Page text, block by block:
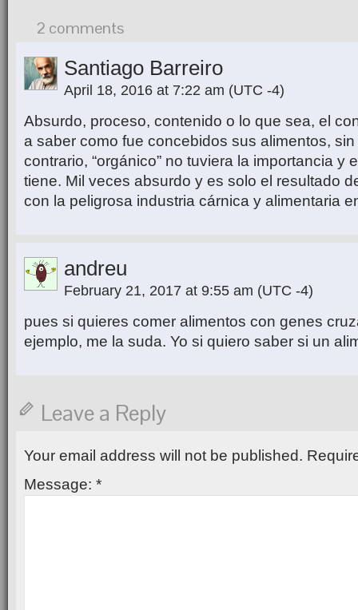
2 comments
Santiago Barreiro
April 18, 2016 at 7:22 am (UTC -4)
Absurdo, proceso, contenido o lo que sea, el
a saber como fue concebidos sus alimentos,
contrario, “orgánico” no tuviera la importancia y
tiene. Mil veces absurdo y es solo el resultado
con la peligrosa industria cárnica y alimentaria
andreu
February 21, 2017 at 9:55 am (UTC -4)
pues si quieres comer alimentos con genes
ejemplo, me la suda. Yo si quiero saber si un
Leave a Reply
Your email address will not be published.
Message: *